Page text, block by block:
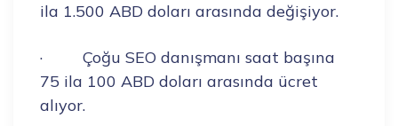
ila 1.500 ABD doları arasında değişiyor.
· Çoğu SEO danışmanı saat başına
75 ila 100 ABD doları arasında ücret
alıyor.